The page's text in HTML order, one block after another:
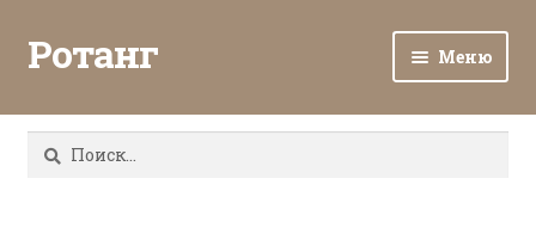
Ротанг Меню
Каталог
Найти: